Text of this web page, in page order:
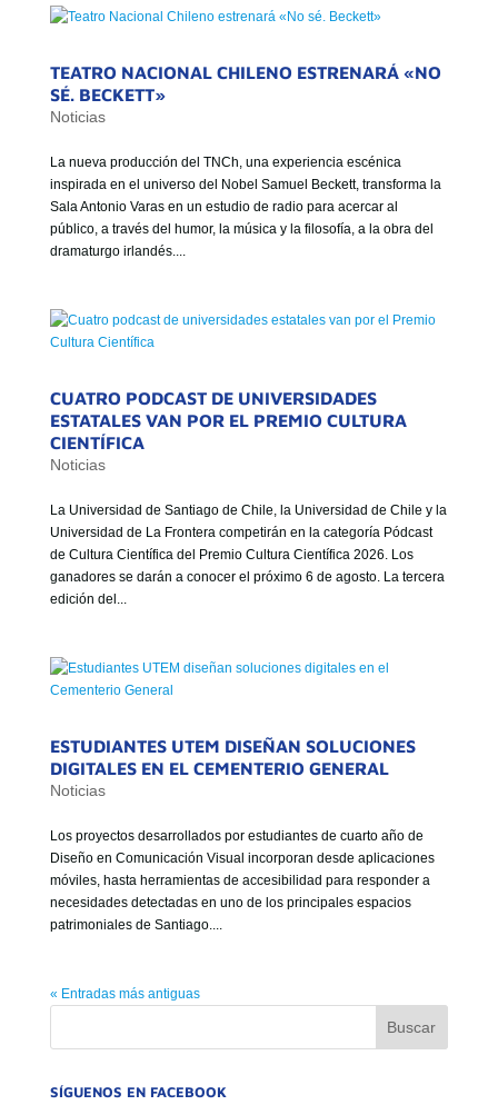
TEATRO NACIONAL CHILENO ESTRENARÁ «NO
SÉ. BECKETT»
Noticias
La nueva producción del TNCh, una experiencia escénica
inspirada en el universo del Nobel Samuel Beckett, transforma la
Sala Antonio Varas en un estudio de radio para acercar al
público, a través del humor, la música y la filosofía, a la obra del
dramaturgo irlandés....
CUATRO PODCAST DE UNIVERSIDADES
ESTATALES VAN POR EL PREMIO CULTURA
CIENTÍFICA
Noticias
La Universidad de Santiago de Chile, la Universidad de Chile y la
Universidad de La Frontera competirán en la categoría Pódcast
de Cultura Científica del Premio Cultura Científica 2026. Los
ganadores se darán a conocer el próximo 6 de agosto. La tercera
edición del...
ESTUDIANTES UTEM DISEÑAN SOLUCIONES
DIGITALES EN EL CEMENTERIO GENERAL
Noticias
Los proyectos desarrollados por estudiantes de cuarto año de
Diseño en Comunicación Visual incorporan desde aplicaciones
móviles, hasta herramientas de accesibilidad para responder a
necesidades detectadas en uno de los principales espacios
patrimoniales de Santiago....
« Entradas más antiguas
SÍGUENOS EN FACEBOOK